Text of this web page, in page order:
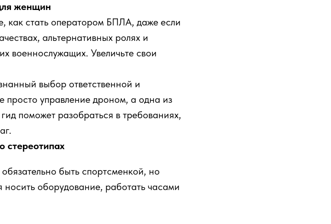
женщин
как стать оператором БПЛА, даже если
альтернативных ролях и
военнослужащих. Увеличьте свои
выбор ответственной и
просто управление дроном, а одна из
поможет разобраться в требованиях,
стереотипах
быть спортсменкой, но
носить оборудование, работать часами